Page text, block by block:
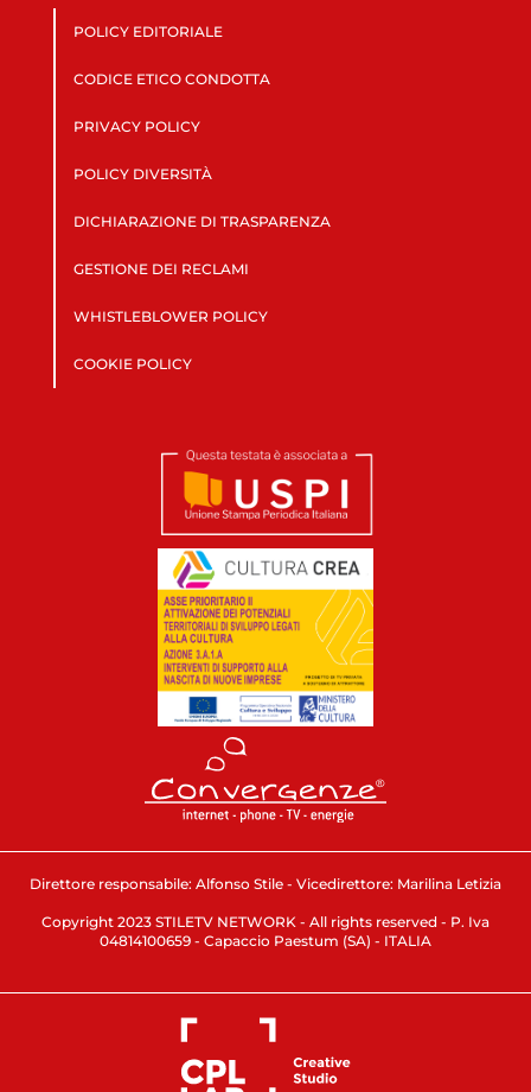
POLICY EDITORIALE
CODICE ETICO CONDOTTA
PRIVACY POLICY
POLICY DIVERSITÀ
DICHIARAZIONE DI TRASPARENZA
GESTIONE DEI RECLAMI
WHISTLEBLOWER POLICY
COOKIE POLICY
Direttore responsabile: Alfonso Stile - Vicedirettore: Marilina Letizia
Copyright 2023 STILETV NETWORK - All rights reserved - P. Iva
04814100659 - Capaccio Paestum (SA) - ITALIA